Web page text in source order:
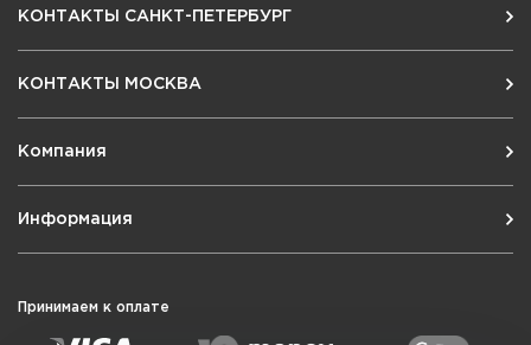
КОНТАКТЫ САНКТ-ПЕТЕРБУРГ
КОНТАКТЫ МОСКВА
Компания
Информация
Принимаем к оплате